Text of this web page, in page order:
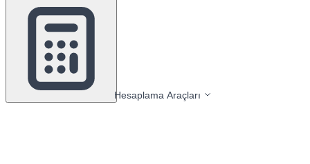
Hesaplama Araçları